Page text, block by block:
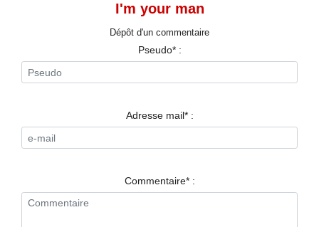
SPORTS
RESTAURANTS
NUIT
I'm your man
Dépôt d'un commentaire
Pseudo* :
Adresse mail* :
Commentaire* :